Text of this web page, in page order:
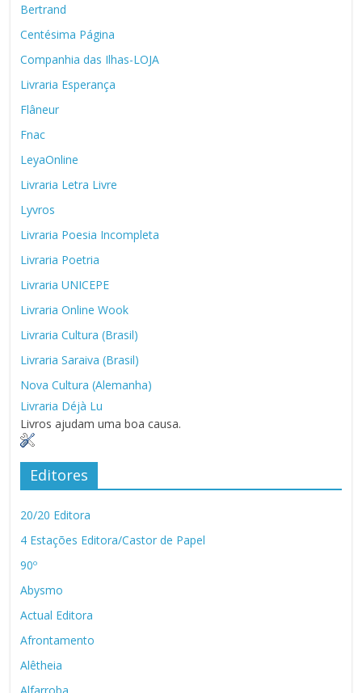
Bertrand
Centésima Página
Companhia das Ilhas-LOJA
Livraria Esperança
Flâneur
Fnac
LeyaOnline
Livraria Letra Livre
Lyvros
Livraria Poesia Incompleta
Livraria Poetria
Livraria UNICEPE
Livraria Online Wook
Livraria Cultura (Brasil)
Livraria Saraiva (Brasil)
Nova Cultura (Alemanha)
Livraria Déjà Lu
Livros ajudam uma boa causa.
Editores
20/20 Editora
4 Estações Editora/Castor de Papel
90º
Abysmo
Actual Editora
Afrontamento
Alêtheia